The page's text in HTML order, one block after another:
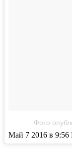
Фото
Май 7 2016 в 9:56